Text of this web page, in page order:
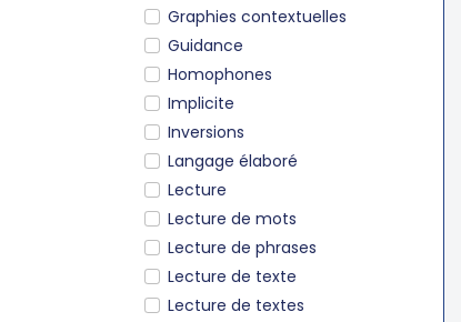
Graphies contextuelles
Guidance
Homophones
Implicite
Inversions
Langage élaboré
Lecture
Lecture de mots
Lecture de phrases
Lecture de texte
Lecture de textes